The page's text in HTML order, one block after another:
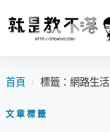
首頁 › 標籤：網路生活
文章標籤